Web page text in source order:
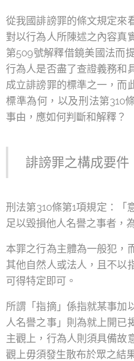
從我國誹謗罪的條文規定來
對以行為人所陳述之內容真
第509號解釋借鏡美國法而
行為人是否盡了查證義務和
成立誹謗罪的標準之一，而
標準為何，以及刑法第310
事由，應如何判斷和解釋？
誹謗罪之構成要件
刑法第310條第1項規定：「
足以毀損他人名譽之事者，
本罪之行為主體為一般犯，
其他自然人或法人，且不以
可得特定即可。
所謂「指摘」係指就某事加
人名譽之事」則為就上開已
主觀上，行為人則須具備故
觀上毋須發生散布於眾之結